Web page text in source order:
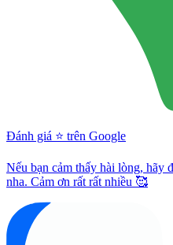
Đánh giá ⭐️ trên Google
Nếu bạn cảm thấy hài lòng, hãy
nha. Cảm ơn rất rất nhiều 🥰